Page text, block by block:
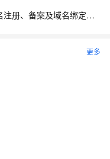
上云教程参考：阿里云服务器购买、域名注册、备案及域名绑定全流程指南
更多